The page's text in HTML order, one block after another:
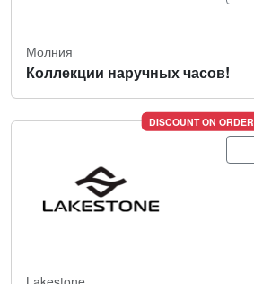
Молния
Коллекции наручных часов!
DISCOUNT ON ORDER